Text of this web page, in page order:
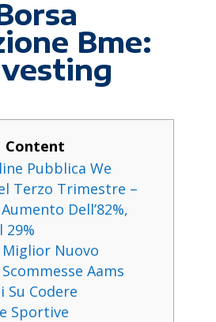
Bme:
Content
Pubblica We
Terzo Trimestre –
Dell’82%,
29%
Miglior Nuovo
Aams
Su Codere
Sportive